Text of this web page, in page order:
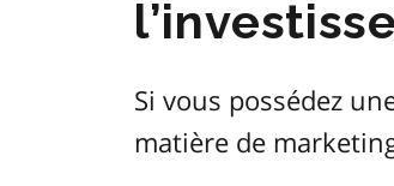
Si vous possédez
matière de